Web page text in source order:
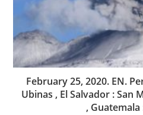
February 25, 2020. EN.
Ubinas , El Salvador : San
, Guatemala